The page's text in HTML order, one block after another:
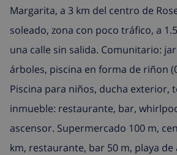
Margarita, a 3 km del centro de
soleado, zona con poco tráfico, a
una calle sin salida. Comunitario:
árboles, piscina en forma de riñon
Piscina para niños, ducha exterior,
inmueble: restaurante, bar,
ascensor. Supermercado 100 m,
km, restaurante, bar 50 m, playa de